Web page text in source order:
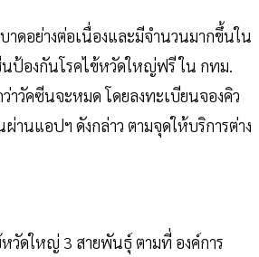
ดอย่างต่อเนื่องและมีจำนวนมากขึ้นใน
นป้องกันโรคไข้หวัดใหญ่ฟรี ใน กทม.
าวัคซีนจะหมด โดยลงทะเบียนจองคิว
านแอปฯ ดังกล่าว ตามจุดให้บริการต่าง
วัดใหญ่ 3 สายพันธุ์ ตามที่ องค์การ